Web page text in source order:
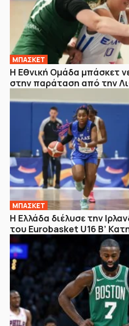
ΜΠΑΣΚΕΤ
Η Εθνική Ομάδα μπάσκετ
στην παράταση από την
ΜΠΑΣΚΕΤ
Η Ελλάδα διέλυσε την
του Eurobasket U16 Β’